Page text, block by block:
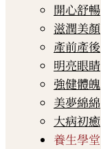
開心舒暢
滋潤美顏
產前產後
明亮眼睛
強健體魄
美夢綿綿
大病初癒
養生學堂